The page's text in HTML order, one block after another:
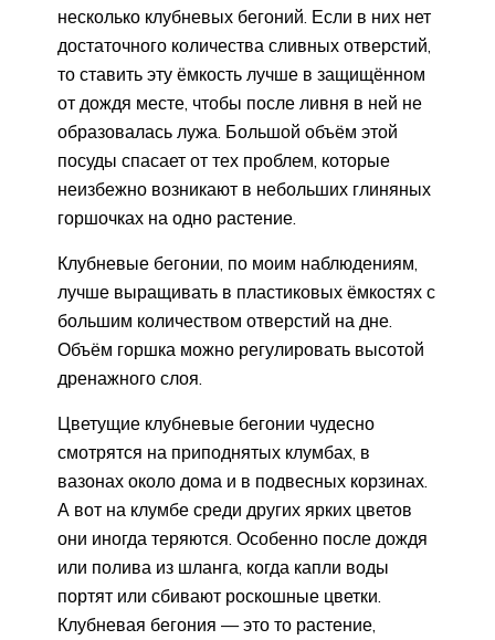
несколько клубневых бегоний. Если в них нет
достаточного количества сливных отверстий,
то ставить эту ёмкость лучше в защищённом
от дождя месте, чтобы после ливня в ней не
образовалась лужа. Большой объём этой
посуды спасает от тех проблем, которые
неизбежно возникают в небольших глиняных
горшочках на одно растение.
Клубневые бегонии, по моим наблюдениям,
лучше выращивать в пластиковых ёмкостях с
большим количеством отверстий на дне.
Объём горшка можно регулировать высотой
дренажного слоя.
Цветущие клубневые бегонии чудесно
смотрятся на приподнятых клумбах, в
вазонах около дома и в подвесных корзинах.
А вот на клумбе среди других ярких цветов
они иногда теряются. Особенно после дождя
или полива из шланга, когда капли воды
портят или сбивают роскошные цветки.
Клубневая бегония — это то растение,